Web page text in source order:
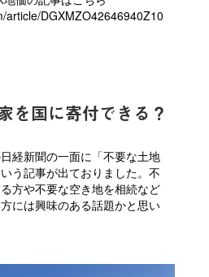
article/DGXMZO42646940Z10
を国に寄付できる？
経新聞の一面に「不要な土地
う記事が出ておりました。不
方や不要な空き地を相続など
には興味のある話題かと思い